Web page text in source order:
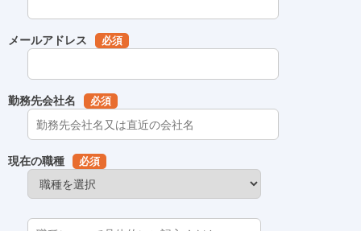
メールアドレス 必須
勤務先会社名 必須
現在の職種 必須